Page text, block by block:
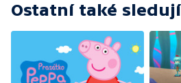
Ostatní také sledují